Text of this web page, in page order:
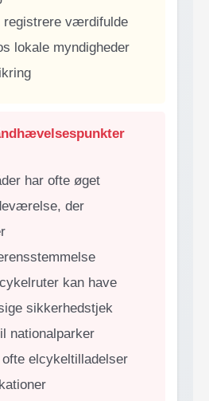
registrere værdifulde
lokale myndigheder
har ofte øget
der
kan have
sikkerhedstjek
nationalparker
elcykeltilladelser